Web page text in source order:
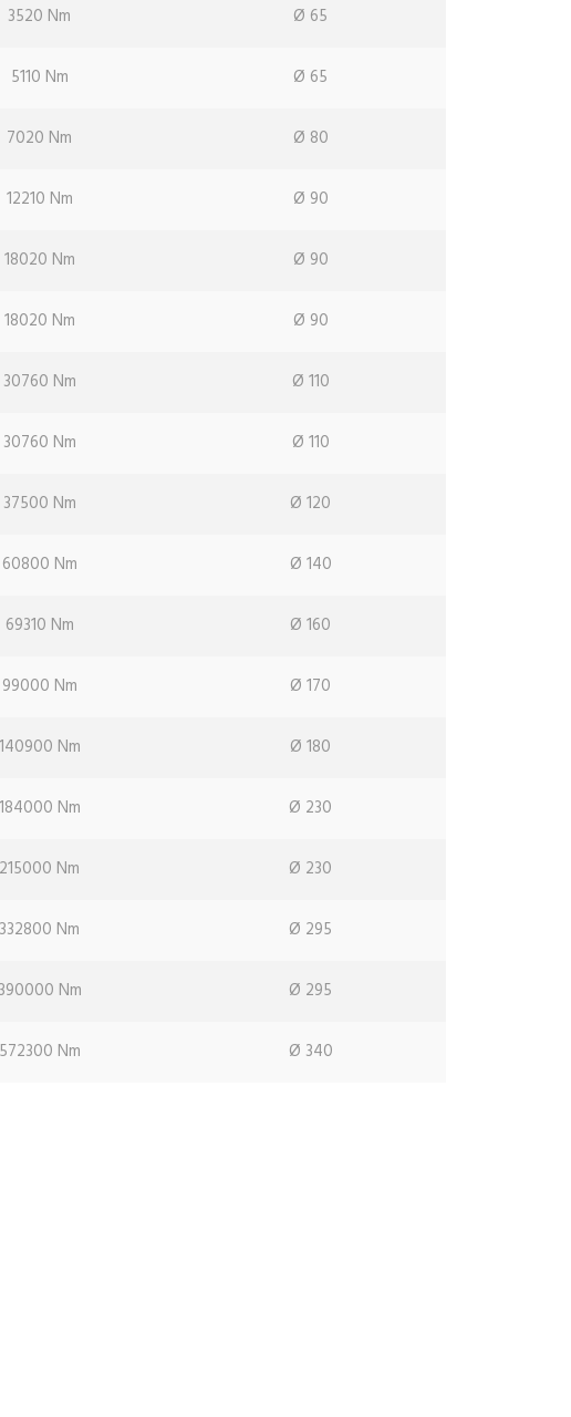
3520 Nm Ø 65
5110 Nm Ø 65
7020 Nm Ø 80
12210 Nm Ø 90
18020 Nm Ø 90
18020 Nm Ø 90
30760 Nm Ø 110
30760 Nm Ø 110
37500 Nm Ø 120
60800 Nm Ø 140
69310 Nm Ø 160
99000 Nm Ø 170
140900 Nm Ø 180
184000 Nm Ø 230
215000 Nm Ø 230
332800 Nm Ø 295
390000 Nm Ø 295
572300 Nm Ø 340